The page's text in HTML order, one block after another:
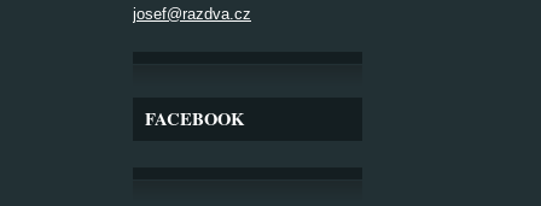
josef@razdva.cz
FACEBOOK